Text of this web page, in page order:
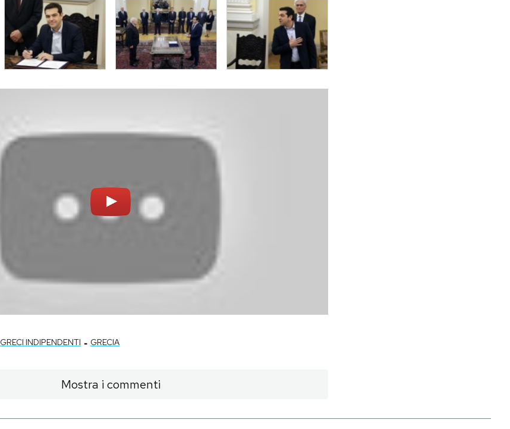
GRECI INDIPENDENTI - GRECIA
Mostra i commenti